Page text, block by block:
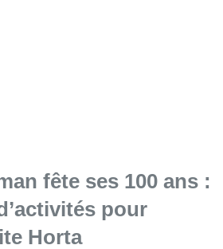
fête ses 100 ans :
pour
Horta